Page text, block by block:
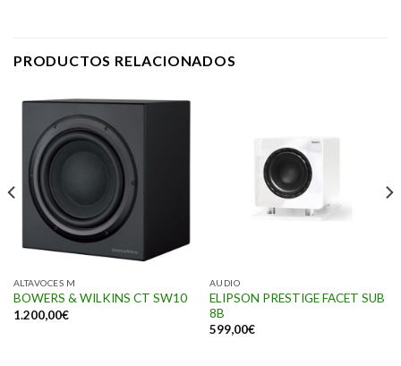
PRODUCTOS RELACIONADOS
ALTAVOCES M
BOWERS & WILKINS CT SW10
1.200,00€
AUDIO
ELIPSON PRESTIGE FACET SUB
8B
599,00€